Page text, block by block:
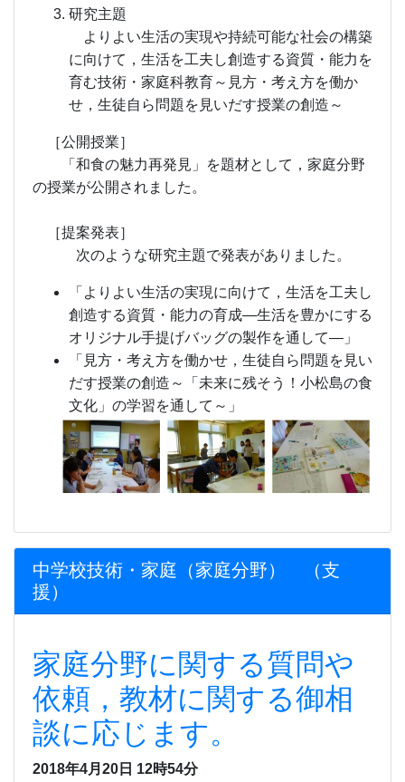
研究主題
よりよい生活の実現や持続可能な社会の構築
に向けて，生活を工夫し創造する資質・能力を
育む技術・家庭科教育～見方・考え方を働か
せ，生徒自ら問題を見いだす授業の創造～
［公開授業］
「和食の魅力再発見」を題材として，家庭分野
の授業が公開されました。
［提案発表］
次のような研究主題で発表がありました。
「よりよい生活の実現に向けて，生活を工夫し
創造する資質・能力の育成―生活を豊かにする
オリジナル手提げバッグの製作を通して―」
「見方・考え方を働かせ，生徒自ら問題を見い
だす授業の創造～「未来に残そう！小松島の食
文化」の学習を通して～」
中学校技術・家庭（家庭分野） （支
援）
家庭分野に関する質問や
依頼，教材に関する御相
談に応じます。
2018年4月20日 12時54分